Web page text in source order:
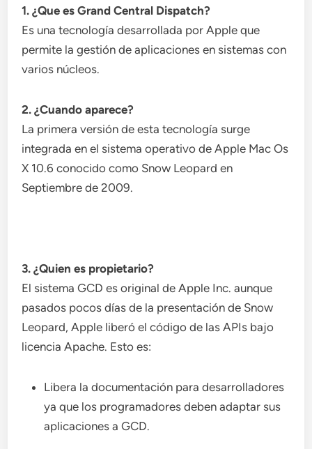
1. ¿Que es Grand Central Dispatch?
Es una tecnología desarrollada por Apple que
permite la gestión de aplicaciones en sistemas con
varios núcleos.
2. ¿Cuando aparece?
La primera versión de esta tecnología surge
integrada en el sistema operativo de Apple Mac Os
X 10.6 conocido como Snow Leopard en
Septiembre de 2009.
3. ¿Quien es propietario?
El sistema GCD es original de Apple Inc. aunque
pasados pocos días de la presentación de Snow
Leopard, Apple liberó el código de las APIs bajo
licencia Apache. Esto es:
Libera la documentación para desarrolladores
ya que los programadores deben adaptar sus
aplicaciones a GCD.